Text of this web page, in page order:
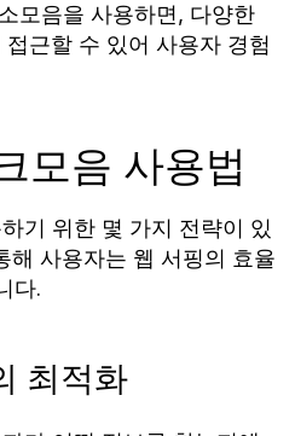
모음을 사용하면, 다양한
근할 수 있어 사용자 경험
모음 사용법
기 위한 몇 가지 전략이 있
해 사용자는 웹 서핑의 효율
다.
최적화